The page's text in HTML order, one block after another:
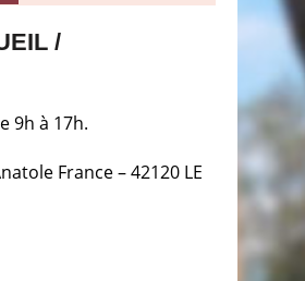
/
9h à 17h.
France – 42120 LE